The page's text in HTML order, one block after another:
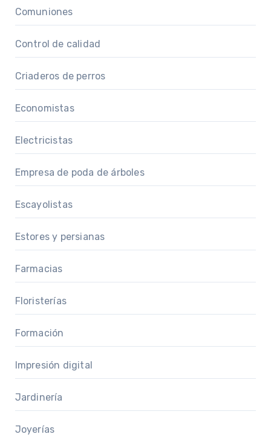
Comuniones
Control de calidad
Criaderos de perros
Economistas
Electricistas
Empresa de poda de árboles
Escayolistas
Estores y persianas
Farmacias
Floristerías
Formación
Impresión digital
Jardinería
Joyerías